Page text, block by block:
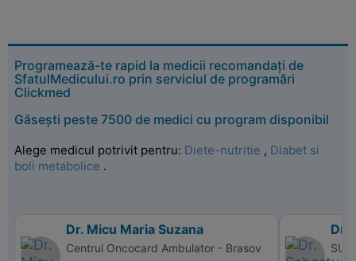
Programează-te rapid la medicii recomandați de
SfatulMedicului.ro prin serviciul de programări
Clickmed
Găsești peste 7500 de medici cu program disponibil
Alege medicul potrivit pentru: Diete-nutritie , Diabet si
boli metabolice .
Dr. Micu Maria Suzana
Centrul Oncocard Ambulator - Brasov
Dr.